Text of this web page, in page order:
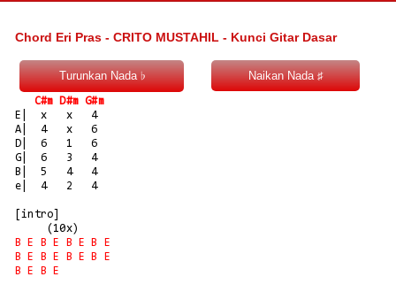
Chord Eri Pras - CRITO MUSTAHIL - Kunci Gitar Dasar
C#m D#m G#m
E|  x   x   4
A|  4   x   6
D|  6   1   6
G|  6   3   4
B|  5   4   4
e|  4   2   4
[intro]
B
E B E B E B
E
B
E B E B E B
E
B
E B E